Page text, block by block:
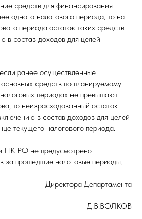
средств для финансирования
одного налогового периода, то на
периода остаток таких средств
в состав доходов для целей
ранее осуществленные
средств по планируемому
периодах не превышают
то неизрасходованный остаток
в состав доходов для целей
текущего налогового периода.
НК РФ не предусмотрено
за прошедшие налоговые периоды.
Директора Департамента
Д.В.ВОЛКОВ